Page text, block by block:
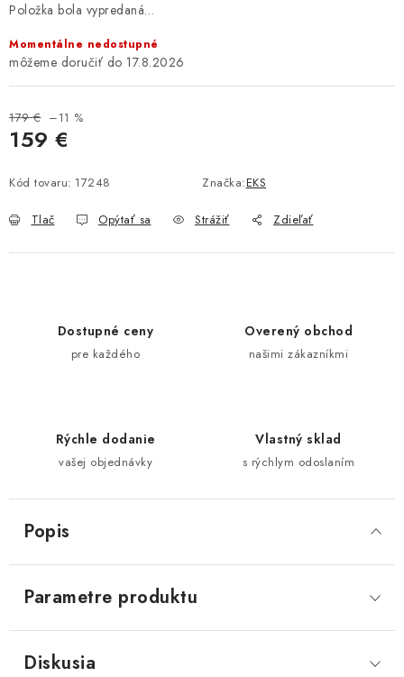
Položka bola vypredaná…
Momentálne nedostupné
17.8.2026
179 € –11 %
159 €
Kód tovaru: 17248 Značka:EKS
Tlač Opýtať sa Strážiť Zdieľať
Dostupné ceny
pre každého
Overený obchod
našimi zákazníkmi
Rýchle dodanie
vašej objednávky
Vlastný sklad
s rýchlym odoslaním
Popis
Parametre produktu
Diskusia